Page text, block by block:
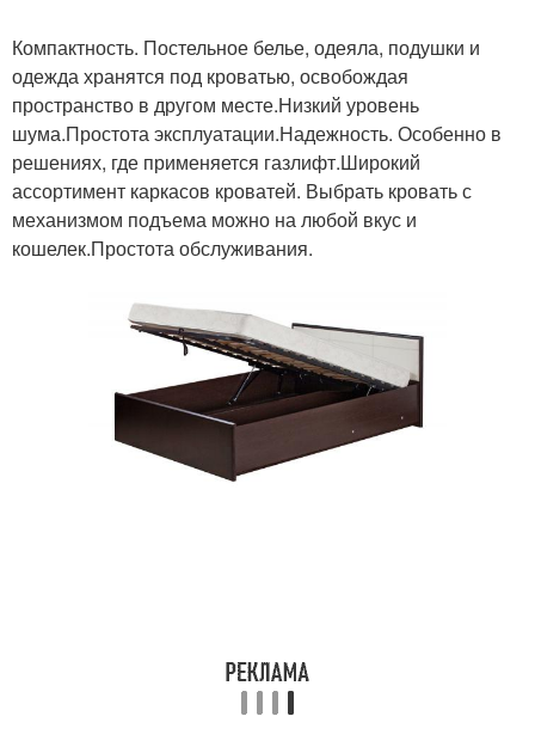
Компактность. Постельное белье, одеяла, подушки и
одежда хранятся под кроватью, освобождая
пространство в другом месте.Низкий уровень
шума.Простота эксплуатации.Надежность. Особенно в
решениях, где применяется газлифт.Широкий
ассортимент каркасов кроватей. Выбрать кровать с
механизмом подъема можно на любой вкус и
кошелек.Простота обслуживания.